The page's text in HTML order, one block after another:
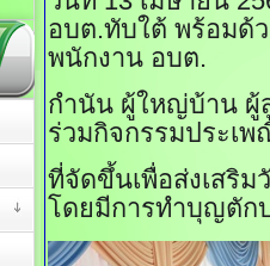
อบต.ทับใต้ พร้อมด้
พนักงาน อบต.
กำนัน ผู้ใหญ่บ้าน ผู้
ร่วมกิจกรรมประเ
ที่จัดขึ้นเพื่อส่งเสริ
โดยมีการทำบุญตัก